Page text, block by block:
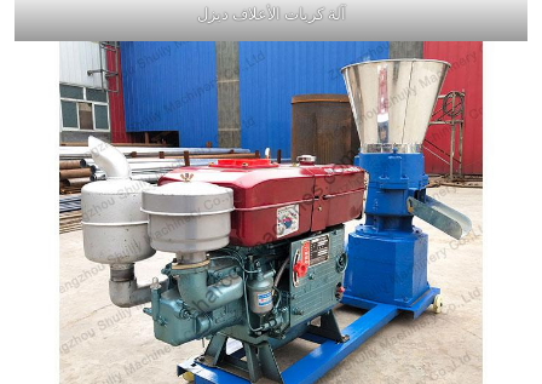
آلة كريات الأعلاف ديزل